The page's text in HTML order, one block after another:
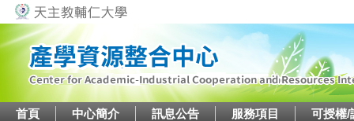
首頁 中心簡介 訊息公告 服務項目 可授權/